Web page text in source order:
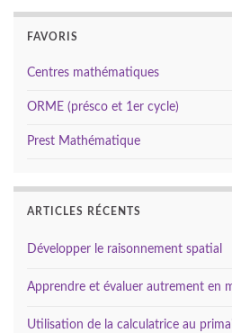
FAVORIS
Centres mathématiques
ORME (présco et 1er cycle)
Prest Mathématique
ARTICLES RÉCENTS
Développer le raisonnement spatial
Apprendre et évaluer autrement en
Utilisation de la calculatrice au